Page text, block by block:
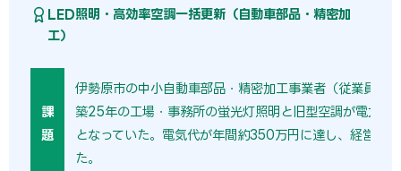
LED照明・高効率空調一括更新（自動車部品・精密加
工）
課
題
伊勢原市の中小自動車部品・精密加工事業者（従業員25
築25年の工場・事務所の蛍光灯照明と旧型空調が電力コ
となっていた。電気代が年間約350万円に達し、経営を
た。